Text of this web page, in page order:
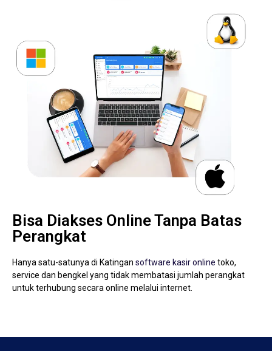
Bisa Diakses Online Tanpa Batas
Perangkat
Hanya satu-satunya di Katingan software kasir online toko,
service dan bengkel yang tidak membatasi jumlah perangkat
untuk terhubung secara online melalui internet.